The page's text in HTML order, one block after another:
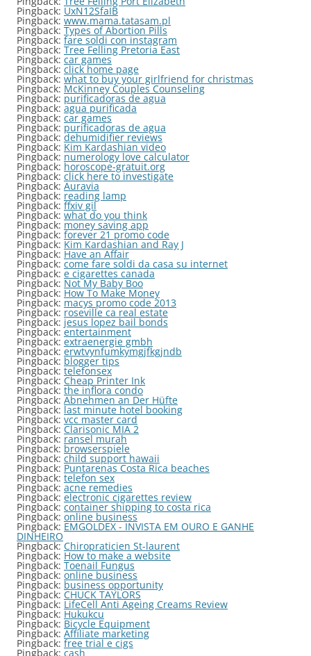
Pingback: UxN12SfaIB
Pingback: www.mama.tatasam.pl
Pingback: Types of Abortion Pills
Pingback: fare soldi con instagram
Pingback: Tree Felling Pretoria East
Pingback: car games
Pingback: click home page
Pingback: what to buy your girlfriend for christmas
Pingback: McKinney Couples Counseling
Pingback: purificadoras de agua
Pingback: agua purificada
Pingback: car games
Pingback: purificadoras de agua
Pingback: dehumidifier reviews
Pingback: Kim Kardashian video
Pingback: numerology love calculator
Pingback: horoscope-gratuit.org
Pingback: click here to investigate
Pingback: Auravia
Pingback: reading lamp
Pingback: ffxiv gil
Pingback: what do you think
Pingback: money saving app
Pingback: forever 21 promo code
Pingback: Kim Kardashian and Ray J
Pingback: Have an Affair
Pingback: come fare soldi da casa su internet
Pingback: e cigarettes canada
Pingback: Not My Baby Boo
Pingback: How To Make Money
Pingback: macys promo code 2013
Pingback: roseville ca real estate
Pingback: jesus lopez bail bonds
Pingback:entertainment
Pingback: extraenergie gmbh
Pingback: erwtvynfumkymgjfkgjndb
Pingback: blogger tips
Pingback: telefonsex
Pingback: Cheap Printer Ink
Pingback: the inflora condo
Pingback: Abnehmen an Der Hüfte
Pingback: last minute hotel booking
Pingback: vcc master card
Pingback: Clarisonic MIA 2
Pingback: ransel murah
Pingback: browserspiele
Pingback: child support hawaii
Pingback: Puntarenas Costa Rica beaches
Pingback: telefon sex
Pingback: acne remedies
Pingback: electronic cigarettes review
Pingback: container shipping to costa rica
Pingback: online business
Pingback: EMGOLDEX - INVISTA EM OURO E GANHE
DINHEIRO
Pingback:Chiropraticien St-laurent
Pingback: How to make a website
Pingback: Toenail Fungus
Pingback: online business
Pingback: business opportunity
Pingback: CHUCK TAYLORS
Pingback: LifeCell Anti Ageing Creams Review
Pingback: Hukukcu
Pingback: Bicycle Equipment
Pingback: Affiliate marketing
Pingback: free trial e cigs
Pingback: cash